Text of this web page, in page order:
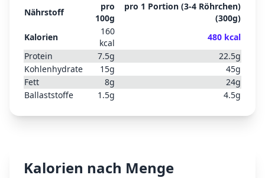
Nährstoff
pro
100g
pro 1 Portion (3-4 Röhrchen)
(300g)
Kalorien
160
kcal
480 kcal
Protein
7.5g 22.5g
Kohlenhydrate
15g 45g
Fett
8g 24g
Ballaststoffe
1.5g 4.5g
Kalorien nach Menge